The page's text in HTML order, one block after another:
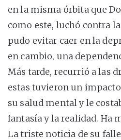
en la misma órbita que
como este, luchó contra
pudo evitar caer en la
en cambio, una
Más tarde, recurrió a las
estas tuvieron un
su salud mental y le
fantasía y la realidad. Ha
La triste noticia de su